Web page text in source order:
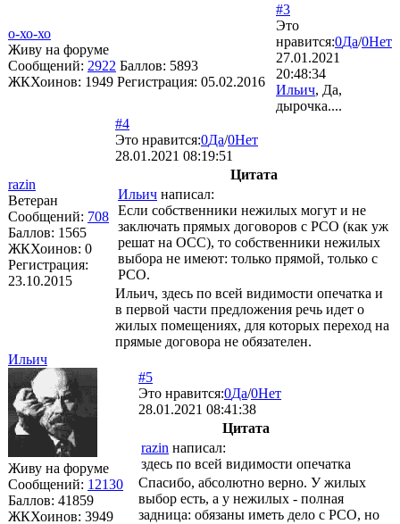
о-хо-хо
Живу на форуме
Сообщений: 2922 Баллов: 5893
ЖКХоинов: 1949 Регистрация: 05.02.2016
#3
Это
нравится:0Да/0Нет
27.01.2021
20:48:34
Ильич, Да,
дырочка....
razin
Ветеран
Сообщений: 708
Баллов: 1565
ЖКХоинов: 0
Регистрация:
23.10.2015
#4
Это нравится:0Да/0Нет
28.01.2021 08:19:51
Цитата
Ильич написал:
Если собственники нежилых могут и не
заключать прямых договоров с РСО (как уж
решат на ОСС), то собственники нежилых
выбора не имеют: только прямой, только с
РСО.
Ильич, здесь по всей видимости опечатка и
в первой части предложения речь идет о
жилых помещениях, для которых переход на
прямые договора не обязателен.
Ильич
Живу на форуме
Сообщений: 12130
Баллов: 41859
ЖКХоинов: 3949
#5
Это нравится:0Да/0Нет
28.01.2021 08:41:38
Цитата
razin написал:
здесь по всей видимости опечатка
Спасибо, абсолютно верно. У жилых
выбор есть, а у нежилых - полная
задница: обязаны иметь дело с РСО, но